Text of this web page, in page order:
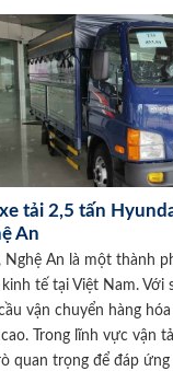
tải 2,5 tấn
An
Nghệ An là một thành
tế tại Việt Nam. Với
vận chuyển hàng
Trong lĩnh vực vận
quan trọng để đáp